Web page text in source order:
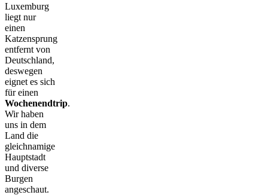
Luxemburg
liegt nur
einen
Katzensprung
entfernt von
Deutschland,
deswegen
eignet es sich
für einen
Wochenendtrip.
Wir haben
uns in dem
Land die
gleichnamige
Hauptstadt
und diverse
Burgen
angeschaut.